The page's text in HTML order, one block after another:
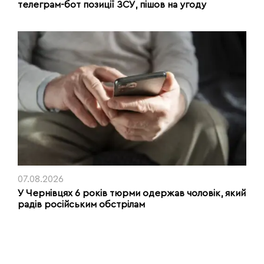
телеграм-бот позиції ЗСУ, пішов на угоду
07.08.2026
У Чернівцях 6 років тюрми одержав чоловік, який
радів російським обстрілам